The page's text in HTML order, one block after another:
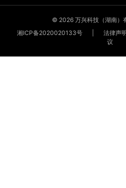
© 2026 万兴科技（湖南）
湘ICP备2020020133号
法律声
议